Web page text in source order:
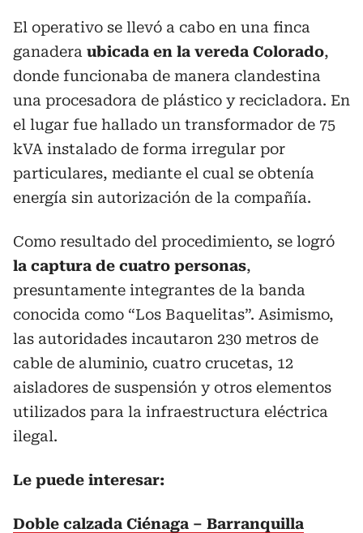
El operativo se llevó a cabo en una finca
ganadera ubicada en la vereda Colorado,
donde funcionaba de manera clandestina
una procesadora de plástico y recicladora. En
el lugar fue hallado un transformador de 75
kVA instalado de forma irregular por
particulares, mediante el cual se obtenía
energía sin autorización de la compañía.
Como resultado del procedimiento, se logró
la captura de cuatro personas,
presuntamente integrantes de la banda
conocida como “Los Baquelitas”. Asimismo,
las autoridades incautaron 230 metros de
cable de aluminio, cuatro crucetas, 12
aisladores de suspensión y otros elementos
utilizados para la infraestructura eléctrica
ilegal.
Le puede interesar:
Doble calzada Ciénaga – Barranquilla